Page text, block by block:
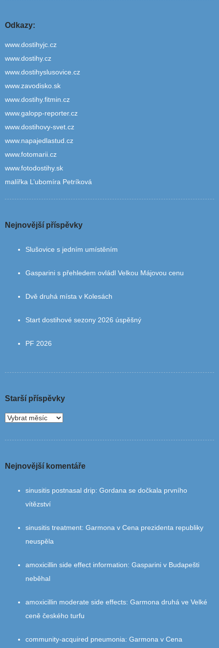
Odkazy:
www.dostihyjc.cz
www.dostihy.cz
www.dostihyslusovice.cz
www.zavodisko.sk
www.dostihy.fitmin.cz
www.galopp-reporter.cz
www.dostihovy-svet.cz
www.napajedlastud.cz
www.fotomarii.cz
www.fotodostihy.sk
malířka L’ubomíra Petríková
Nejnovější příspěvky
Slušovice s jedním umístěním
Gasparini s přehledem ovládl Velkou Májovou cenu
Dvě druhá místa v Kolesách
Start dostihové sezony 2026 úspěšný
PF 2026
Starší příspěvky
Nejnovější komentáře
sinusitis postnasal drip: Gordana se dočkala prvního
vítězství
sinusitis treatment: Garmona v Cena prezidenta republiky
neuspěla
amoxicillin side effect information: Gasparini v Budapešti
neběhal
amoxicillin moderate side effects: Garmona druhá ve Velké
ceně českého turfu
community‑acquired pneumonia: Garmona v Cena